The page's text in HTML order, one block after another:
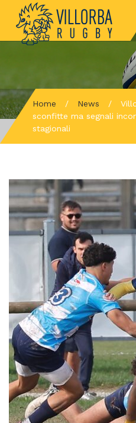
Home / News /
sconfitte ma segnali
stagionali